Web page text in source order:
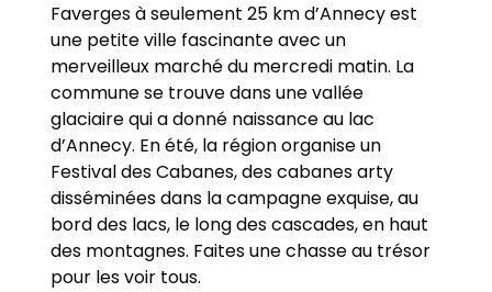
Faverges à seulement 25 km d’Annecy est
une petite ville fascinante avec un
merveilleux marché du mercredi matin. La
commune se trouve dans une vallée
glaciaire qui a donné naissance au lac
d’Annecy. En été, la région organise un
Festival des Cabanes, des cabanes arty
disséminées dans la campagne exquise, au
bord des lacs, le long des cascades, en haut
des montagnes. Faites une chasse au trésor
pour les voir tous.